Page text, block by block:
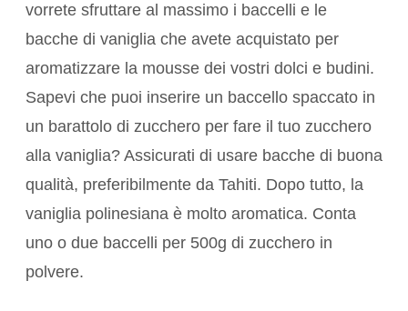
vorrete sfruttare al massimo i baccelli e le
bacche di vaniglia che avete acquistato per
aromatizzare la mousse dei vostri dolci e budini.
Sapevi che puoi inserire un baccello spaccato in
un barattolo di zucchero per fare il tuo zucchero
alla vaniglia? Assicurati di usare bacche di buona
qualità, preferibilmente da Tahiti. Dopo tutto, la
vaniglia polinesiana è molto aromatica. Conta
uno o due baccelli per 500g di zucchero in
polvere.